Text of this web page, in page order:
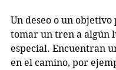
Un deseo o un objetivo
tomar un tren a algún
especial. Encuentran
en el camino, por